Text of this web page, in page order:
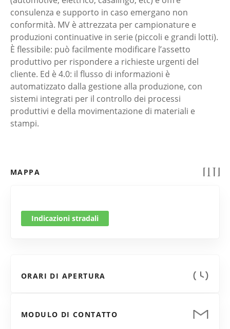
consulenza e supporto in caso emergano non
conformità. MV è attrezzata per campionature e
produzioni continuative in serie (piccoli e grandi lotti).
È flessibile: può facilmente modificare l’assetto
produttivo per rispondere a richieste urgenti del
cliente. Ed è 4.0: il flusso di informazioni è
automatizzato dalla gestione alla produzione, con
sistemi integrati per il controllo dei processi
produttivi e della movimentazione di materiali e
stampi.
MAPPA
Indicazioni stradali
ORARI DI APERTURA
MODULO DI CONTATTO